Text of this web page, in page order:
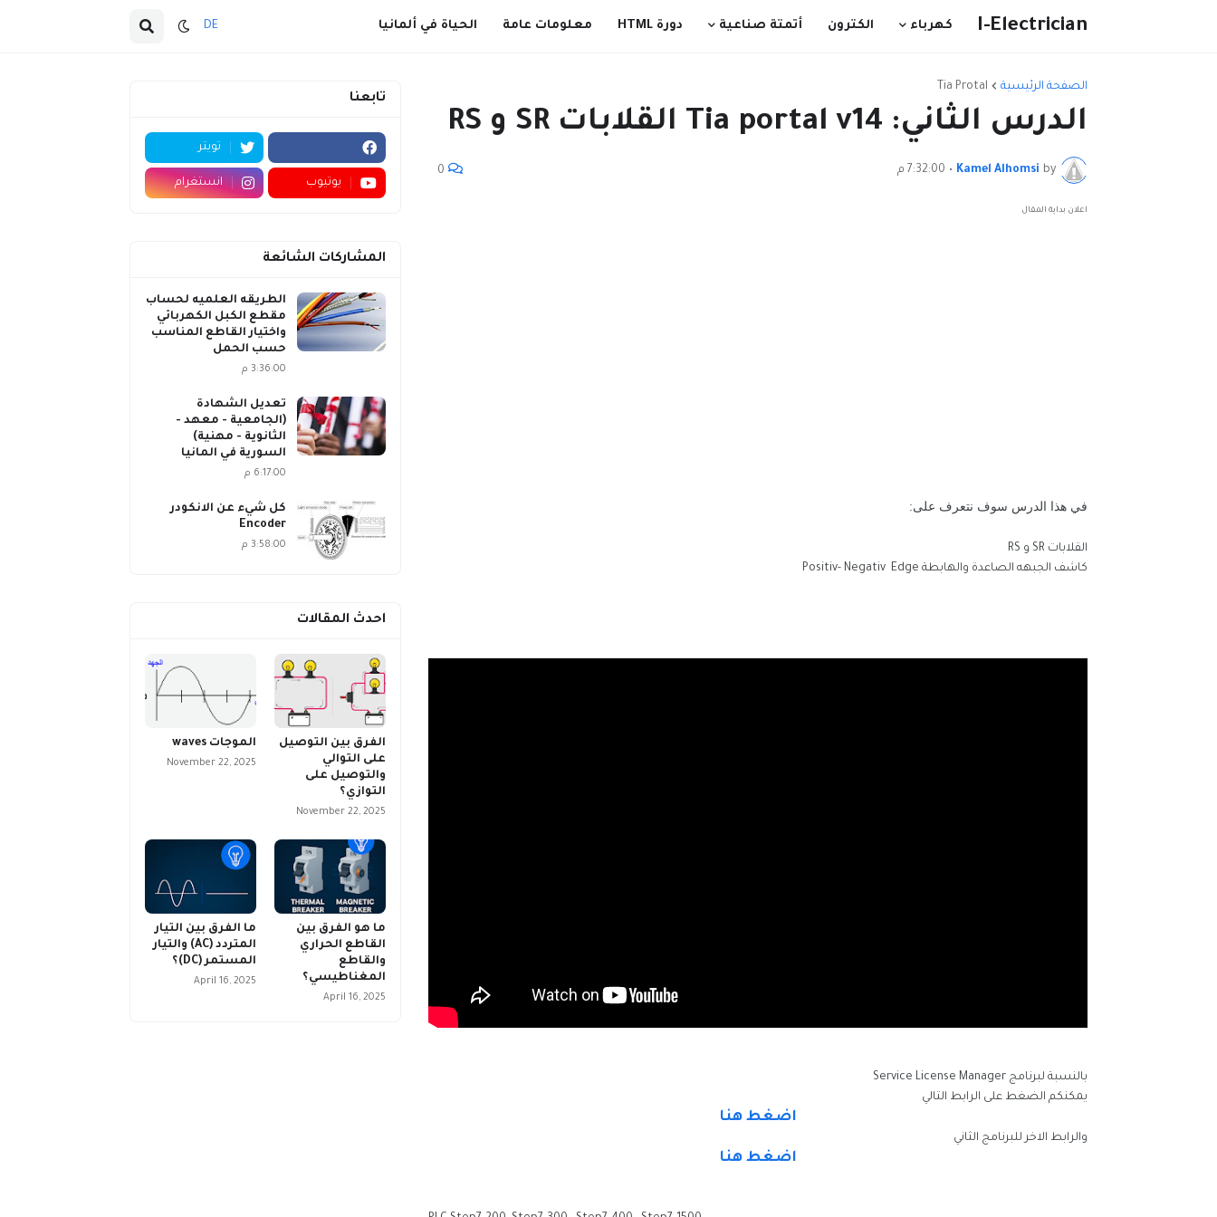
I-Electrician كهرباء الكترون أتمتة صناعية دورة HTML معلومات عامة الحياة في ألمانيا DE
الصفحة الرئيسية Tia Protal
الدرس الثاني: Tia portal v14 القلابات SR و RS
by
Kamel Alhomsi
• 7:32:00 م 0
اعلان بداية المقال
في هذا الدرس سوف نتعرف على:
القلابات SR و RS
كاشف الجبهه الصاعدة والهابطة Positiv- Negativ Edge
بالنسبة لبرنامج Service License Manager
يمكنكم الضغط على الرابط التالي
اضغط هنا
والرابط الاخر للبرنامج الثاني
اضغط هنا
تابعنا
تويتر
يوتيوب انستغرام
المشاركات الشائعة
الطريقه العلميه لحساب
مقطع الكبل الكهربائي
واختيار القاطع المناسب
حسب الحمل
3:36:00 م
تعديل الشهادة
(الجامعية - معهد -
الثانوية - مهنية)
السورية في المانيا
6:17:00 م
كل شيء عن الانكودر
Encoder
3:58:00 م
احدث المقالات
الفرق بين التوصيل
على التوالي
والتوصيل على
التوازي؟
November 22, 2025
الموجات waves
November 22, 2025
ما هو الفرق بين
القاطع الحراري
والقاطع
المغناطيسي؟
April 16, 2025
ما الفرق بين التيار
المتردد (AC) والتيار
المستمر (DC)؟
April 16, 2025